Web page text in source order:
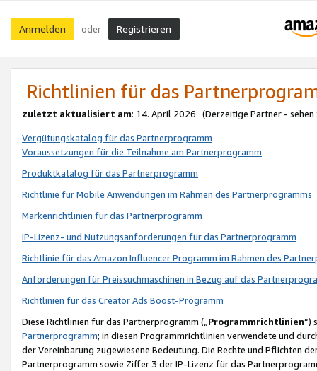
Anmelden oder Registrieren
Richtlinien für das
zuletzt aktualisiert am: 14. April 2026 (Derzeitige Partner - sehen
Vergütungskatalog für das Partnerprogramm
Voraussetzungen für die Teilnahme am Partnerprogramm
Produktkatalog für das Partnerprogramm
Richtlinie für Mobile Anwendungen im Rahmen des Partnerprogramms
Markenrichtlinien für das Partnerprogramm
IP-Lizenz- und Nutzungsanforderungen für das Partnerprogramm
Richtlinie für das Amazon Influencer Programm im Rahmen des
Anforderungen für Preissuchmaschinen in Bezug auf das
Richtlinien für das Creator Ads Boost-Programm
Diese Richtlinien für das Partnerprogramm („Programmrichtlinien“)
Partnerprogramm; in diesen Programmrichtlinien verwendete und
der Vereinbarung zugewiesene Bedeutung. Die Rechte und Pflichten
Partnerprogramm sowie Ziffer 3 der IP-Lizenz für das